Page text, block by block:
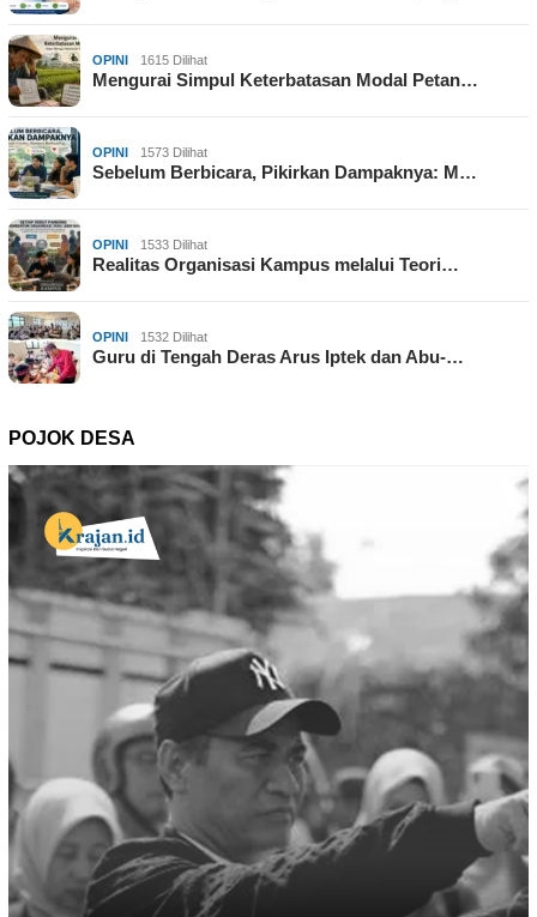
OPINI 1615 Dilihat
Mengurai Simpul Keterbatasan Modal Petan…
OPINI 1573 Dilihat
Sebelum Berbicara, Pikirkan Dampaknya: M…
OPINI 1533 Dilihat
Realitas Organisasi Kampus melalui Teori…
OPINI 1532 Dilihat
Guru di Tengah Deras Arus Iptek dan Abu-…
POJOK DESA